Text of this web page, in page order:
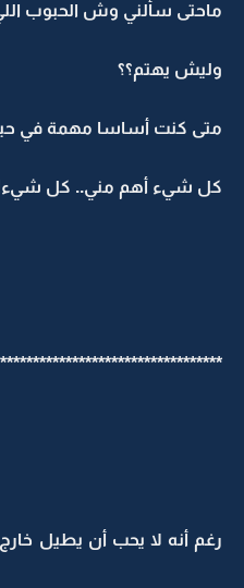
ماحتى سألني وش الحبوب اللي
وليش يهتم؟؟
متى كنت أساسا مهمة في
كل شيء أهم مني.. كل
رغم أنه لا يحب أن يطيل